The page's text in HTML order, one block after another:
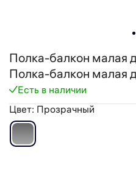
Полка-балкон малая
Полка-балкон малая
Есть в наличии
Цвет: Прозрачный